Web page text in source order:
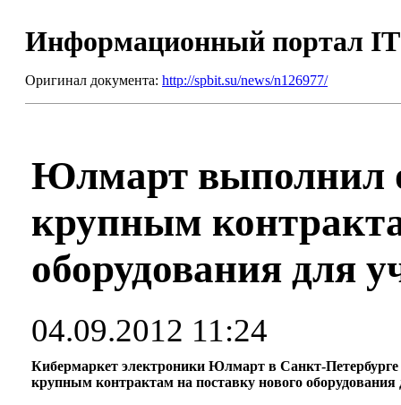
Информационный портал
Оригинал документа: http://spbit.su/news/n126977/
Юлмарт выполнил
крупным
оборудования для
04.09.2012 11:24
Кибермаркет электроники Юлмарт в Санкт-Петербурге
крупным контрактам на поставку нового оборудования